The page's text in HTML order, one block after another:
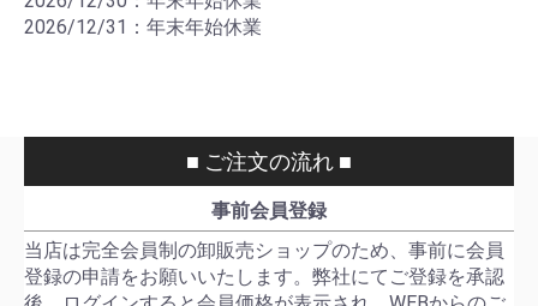
2026/12/31：年末年始休業
■ ご注文の流れ ■
事前会員登録
当店は完全会員制の卸販売ショップのため、事前に会員
登録の申請をお願いいたします。弊社にてご登録を承認